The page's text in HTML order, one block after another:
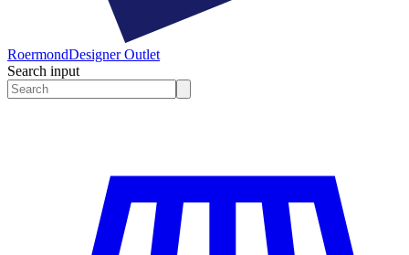
RoermondDesigner Outlet
Search input